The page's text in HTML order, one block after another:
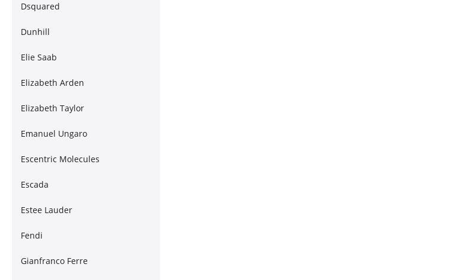
Dsquared
Dunhill
Elie Saab
Elizabeth Arden
Elizabeth Taylor
Emanuel Ungaro
Escentric Molecules
Escada
Estee Lauder
Fendi
Gianfranco Ferre